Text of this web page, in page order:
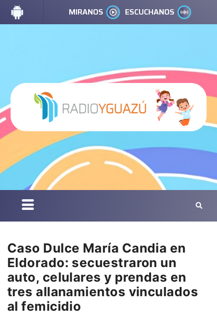
MIRANOS ESCUCHANOS
Caso Dulce María Candia en
Eldorado: secuestraron un
auto, celulares y prendas en
tres allanamientos vinculados
al femicidio